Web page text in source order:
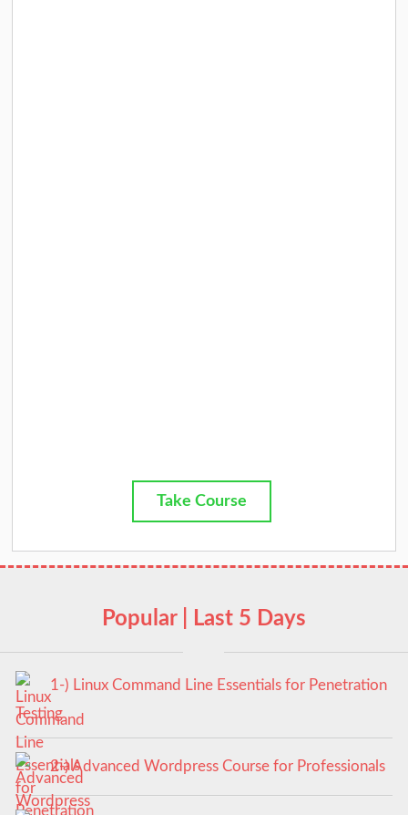
Take Course
Popular | Last 5 Days
1-) Linux Command Line Essentials for Penetration
Testing
2-) Advanced Wordpress Course for Professionals